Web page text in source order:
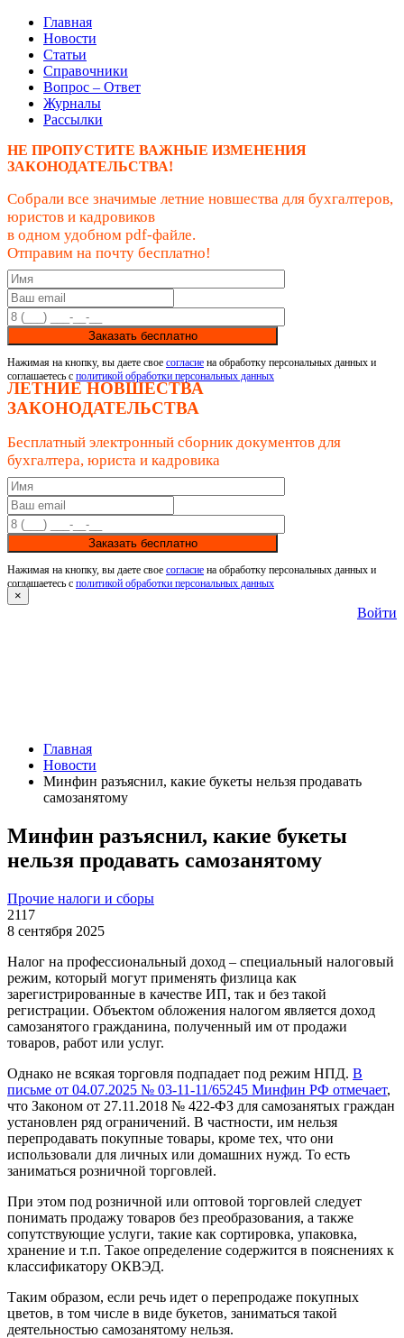
Главная
Новости
Статьи
Справочники
Вопрос – Ответ
Журналы
Рассылки
НЕ ПРОПУСТИТЕ ВАЖНЫЕ ИЗМЕНЕНИЯ
ЗАКОНОДАТЕЛЬСТВА!
Собрали все значимые летние новшества для бухгалтеров,
юристов и кадровиков
в одном удобном pdf-файле.
Отправим на почту бесплатно!
Заказать бесплатно
Нажимая на кнопку, вы даете свое согласие на обработку персональных данных и
соглашаетесь с политикой обработки персональных данных
ЛЕТНИЕ НОВШЕСТВА
ЗАКОНОДАТЕЛЬСТВА
Бесплатный электронный сборник документов для
бухгалтера, юриста и кадровика
Заказать бесплатно
Нажимая на кнопку, вы даете свое согласие на обработку персональных данных и
соглашаетесь с политикой обработки персональных данных
×
Войти
Главная
Новости
Минфин разъяснил, какие букеты нельзя продавать
самозанятому
Минфин разъяснил, какие букеты
нельзя продавать самозанятому
Прочие налоги и сборы
2117
8 сентября 2025
Налог на профессиональный доход – специальный налоговый
режим, который могут применять физлица как
зарегистрированные в качестве ИП, так и без такой
регистрации. Объектом обложения налогом является доход
самозанятого гражданина, полученный им от продажи
товаров, работ или услуг.
Однако не всякая торговля подпадает под режим НПД. В
письме от 04.07.2025 № 03-11-11/65245 Минфин РФ отмечает,
что Законом от 27.11.2018 № 422-ФЗ для самозанятых граждан
установлен ряд ограничений. В частности, им нельзя
перепродавать покупные товары, кроме тех, что они
использовали для личных или домашних нужд. То есть
заниматься розничной торговлей.
При этом под розничной или оптовой торговлей следует
понимать продажу товаров без преобразования, а также
сопутствующие услуги, такие как сортировка, упаковка,
хранение и т.п. Такое определение содержится в пояснениях к
классификатору ОКВЭД.
Таким образом, если речь идет о перепродаже покупных
цветов, в том числе в виде букетов, заниматься такой
деятельностью самозанятому нельзя.